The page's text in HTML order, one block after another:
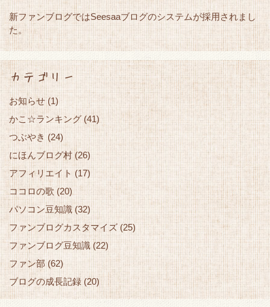
新ファンブログではSeesaaブログのシステムが採用されまし
た。
カテゴリー
お知らせ (1)
かこ☆ランキング(41)
つぶやき (24)
にほんブログ村 (26)
アフィリエイト (17)
ココロの歌 (20)
パソコン豆知識(32)
ファンブログカスタマイズ (25)
ファンブログ豆知識(22)
ファン部 (62)
ブログの成長記録 (20)